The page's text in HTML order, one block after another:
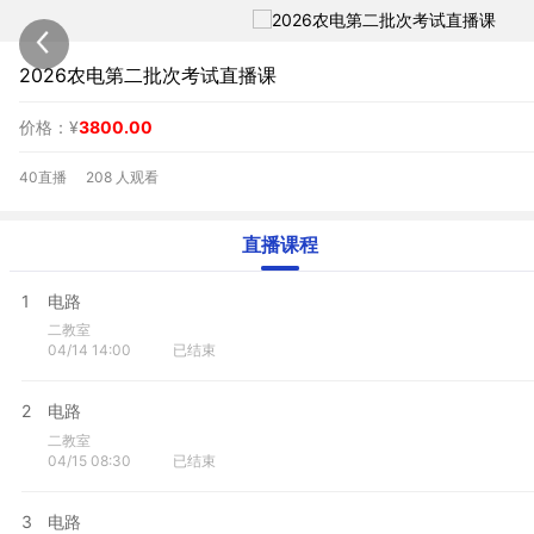
2026农电第二批次考试直播课
价格：¥3800.00
40直播 208 人观看
直播课程
1 电路
二教室
04/14 14:00
已结束
2 电路
二教室
04/15 08:30
已结束
3 电路